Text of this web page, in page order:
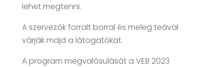
lehet megtenni.
A szervezők forralt borral és meleg teával
várják majd a látogatókat.
A program megvalósulását a VEB 2023